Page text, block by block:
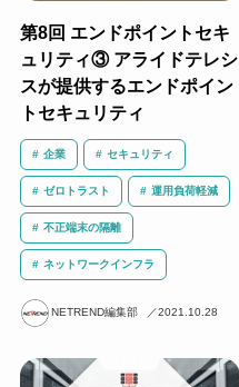
第8回 エンドポイントセキ
ュリティ③ アライドテレシ
スが提供するエンドポイン
トセキュリティ
企業 セキュリティ
ゼロトラスト 運用負荷軽減
不正端末の隔離
ネットワークインフラ
NETREND編集部 2021.10.28